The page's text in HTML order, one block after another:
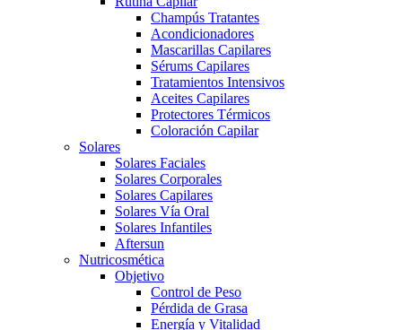
Champús Tratantes
Acondicionadores
Mascarillas Capilares
Sérums Capilares
Tratamientos Intensivos
Aceites Capilares
Protectores Térmicos
Coloración Capilar
Solares
Solares Faciales
Solares Corporales
Solares Capilares
Solares Vía Oral
Solares Infantiles
Aftersun
Nutricosmética
Objetivo
Control de Peso
Pérdida de Grasa
Energía y Vitalidad